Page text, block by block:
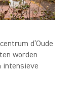
d’Oude
worden
intensieve